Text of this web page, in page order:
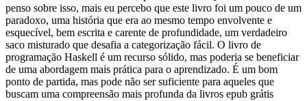
penso sobre isso, mais eu percebo que este livro foi um pouco de um
paradoxo, uma história que era ao mesmo tempo envolvente e
esquecível, bem escrita e carente de profundidade, um verdadeiro
saco misturado que desafia a categorização fácil. O livro de
programação Haskell é um recurso sólido, mas poderia se beneficiar
de uma abordagem mais prática para o aprendizado. É um bom
ponto de partida, mas pode não ser suficiente para aqueles que
buscam uma compreensão mais profunda da livros epub grátis